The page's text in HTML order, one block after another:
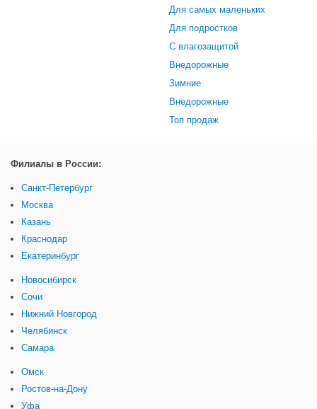
Для самых маленьких
Для подростков
С влагозащитой
Внедорожные
Зимние
Внедорожные
Топ продаж
Филиалы в России:
Санкт-Петербург
Москва
Казань
Краснодар
Екатеринбург
Новосибирск
Сочи
Нижний Новгород
Челябинск
Самара
Омск
Ростов-на-Дону
Уфа